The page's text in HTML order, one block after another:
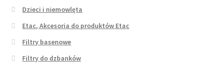
Dzieci i niemowlęta
Etac, Akcesoria do produktów Etac
Filtry basenowe
Filtry do dzbanków